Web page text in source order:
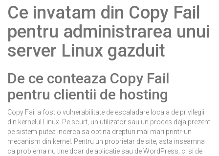
Ce invatam din Copy Fail
pentru administrarea unui
server Linux gazduit
De ce conteaza Copy Fail
pentru clientii de hosting
Copy Fail a fost o vulnerabilitate de escaladare locala de privilegii
din kernelul Linux. Pe scurt, un utilizator sau un proces deja prezent
pe sistem putea incerca sa obtina drepturi mai mari printr-un
mecanism din kernel. Pentru un proprietar de site, asta inseamna
ca problema nu tine doar de aplicatie sau de WordPress, ci si de